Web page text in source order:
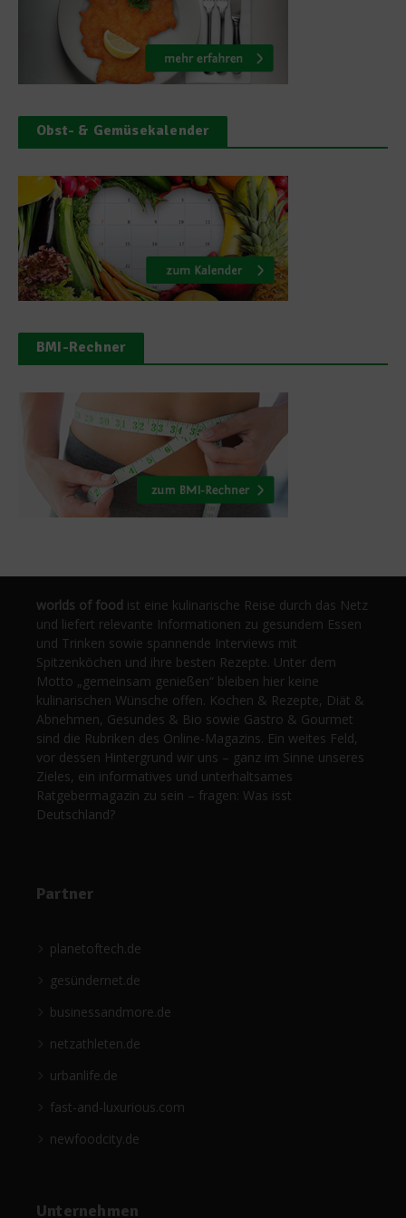
Obst- & Gemüsekalender
BMI-Rechner
worlds of food ist eine kulinarische Reise durch das Netz
und liefert relevante Informationen zu gesundem Essen
und Trinken sowie spannende Interviews mit
Spitzenköchen und ihre besten Rezepte. Unter dem
Motto „gemeinsam genießen“ bleiben hier keine
kulinarischen Wünsche offen. Kochen & Rezepte, Diät &
Abnehmen, Gesundes & Bio sowie Gastro & Gourmet
sind die Rubriken des Online-Magazins. Ein weites Feld,
vor dessen Hintergrund wir uns – ganz im Sinne unseres
Zieles, ein informatives und unterhaltsames
Ratgebermagazin zu sein – fragen: Was isst
Deutschland?
Partner
planetoftech.de
gesündernet.de
businessandmore.de
netzathleten.de
urbanlife.de
fast-and-luxurious.com
newfoodcity.de
Unternehmen